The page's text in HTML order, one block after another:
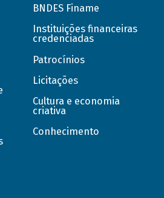
BNDES Finame
Instituições financeiras
credenciadas
Patrocínios
Licitações
Cultura e economia
criativa
Conhecimento